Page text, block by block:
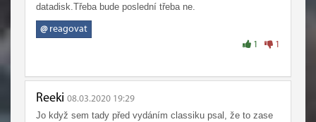
datadisk.Třeba bude poslední třeba ne.
@reagovat
1 1
Reeki 08.03.2020 19:29
Jo když sem tady před vydáním classiku psal, že to zase